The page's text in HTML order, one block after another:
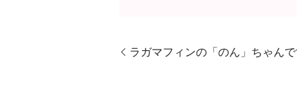
ラガマフィンの「のん」ちゃんで